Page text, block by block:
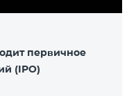
первичное
(IPO)